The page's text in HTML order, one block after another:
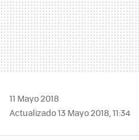
11 Mayo 2018
Actualizado 13 Mayo 2018, 11:34